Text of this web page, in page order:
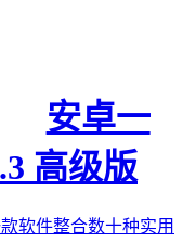
安卓一
高级版
软件整合数十种实用